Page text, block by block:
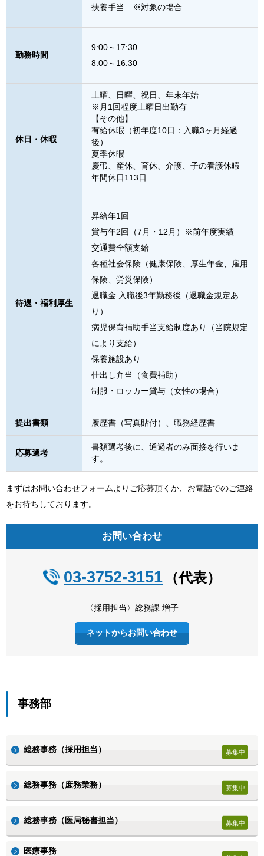
扶養手当 ※対象の場合
勤務時間
9:00～17:30
8:00～16:30
休日・休暇
土曜、日曜、祝日、年末年始
※月1回程度土曜日出勤有
【その他】
有給休暇（初年度10日：入職3ヶ月経過
後）
夏季休暇
慶弔、産休、育休、介護、子の看護休暇
年間休日113日
待遇・福利厚生
昇給年1回
賞与年2回（7月・12月）※前年度実績
交通費全額支給
各種社会保険（健康保険、厚生年金、雇用
保険、労災保険）
退職金 入職後3年勤務後（退職金規定あ
り）
病児保育補助手当支給制度あり（当院規定
により支給）
保養施設あり
仕出し弁当（食費補助）
制服・ロッカー貸与（女性の場合）
提出書類 履歴書（写真貼付）、職務経歴書
応募選考
書類選考後に、通過者のみ面接を行いま
す。
まずはお問い合わせフォームよりご応募頂くか、お電話でのご連絡
をお待ちしております。
お問い合わせ
03-3752-3151 （代表）
〈採用担当〉総務課 増子
ネットからお問い合わせ
事務部
総務事務（採用担当）
総務事務（庶務業務）
総務事務（医局秘書担当）
医療事務